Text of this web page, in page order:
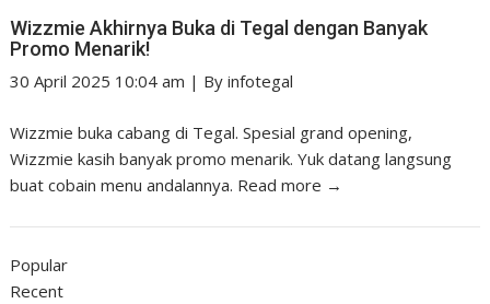
Wizzmie Akhirnya Buka di Tegal dengan Banyak
Promo Menarik!
30 April 2025 10:04 am | Byinfotegal
Wizzmie buka cabang di Tegal. Spesial grand opening,
Wizzmie kasih banyak promo menarik. Yuk datang langsung
buat cobain menu andalannya. Read more →
Popular
Recent